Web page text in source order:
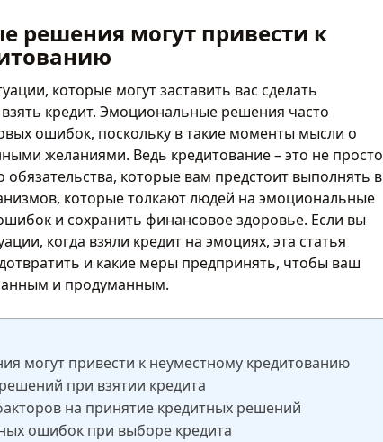
решения могут привести к
которые могут заставить вас сделать
кредит. Эмоциональные решения часто
ошибок, поскольку в такие моменты мысли о
желаниями. Ведь кредитование – это не просто
обязательства, которые вам предстоит выполнять в
которые толкают людей на эмоциональные
и сохранить финансовое здоровье. Если вы
когда взяли кредит на эмоциях, эта статья
и какие меры предпринять, чтобы ваш
и продуманным.
могут привести к неуместному кредитованию
при взятии кредита
на принятие кредитных решений
ошибок при выборе кредита